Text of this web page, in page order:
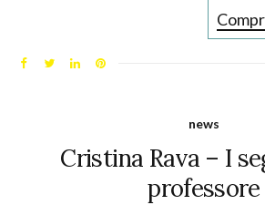
news
Cristina Rava – I
professore